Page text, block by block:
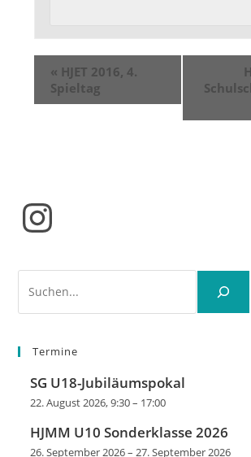
« HJET 2016, 4.
Spieltag
Instagram
Termine
SG U18-Jubiläumspokal
22. August 2026, 9:30– 17:00
HJMM U10 Sonderklasse 2026
26. September 2026–27. September 2026